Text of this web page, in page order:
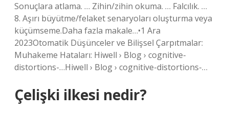
Sonuçlara atlama. … Zihin/zihin okuma. … Falcılık. …
8. Aşırı büyütme/felaket senaryoları oluşturma veya
küçümseme.Daha fazla makale…•1 Ara
2023Otomatik Düşünceler ve Bilişsel Çarpıtmalar:
Muhakeme Hataları: Hiwell › Blog › cognitive-
distortions-…Hiwell › Blog › cognitive-distortions-…
Çelişki ilkesi nedir?